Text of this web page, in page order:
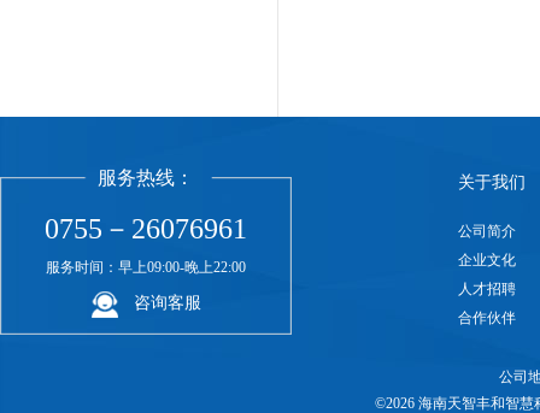
服务热线：
0755－26076961
服务时间：早上09:00-晚上22:00
咨询客服
关于我们
公司简介
企业文化
人才招聘
合作伙伴
公司
©2026 海南天智丰和智